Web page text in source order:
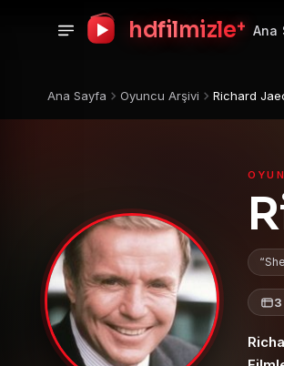
hdfilmizle+ Ana
Ana Sayfa Oyuncu Arşivi Richard
3